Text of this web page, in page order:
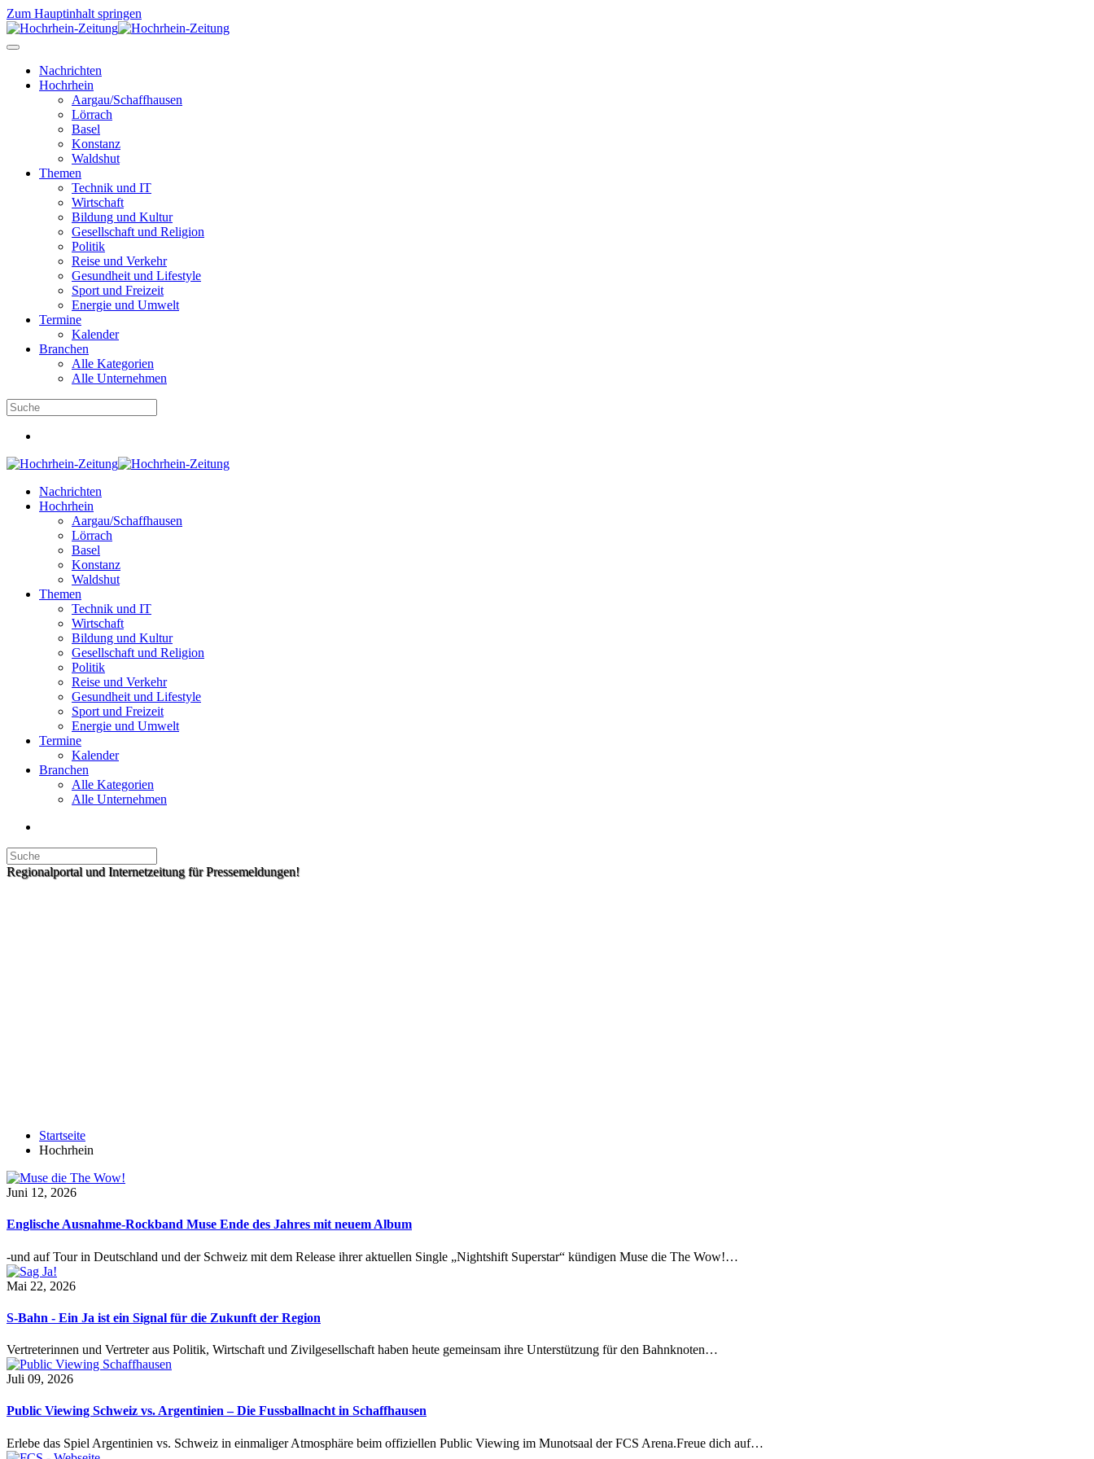
Zum Hauptinhalt springen
Nachrichten
Hochrhein
Aargau/Schaffhausen
Lörrach
Basel
Konstanz
Waldshut
Themen
Technik und IT
Wirtschaft
Bildung und Kultur
Gesellschaft und Religion
Politik
Reise und Verkehr
Gesundheit und Lifestyle
Sport und Freizeit
Energie und Umwelt
Termine
Kalender
Branchen
Alle Kategorien
Alle Unternehmen
Nachrichten
Hochrhein
Aargau/Schaffhausen
Lörrach
Basel
Konstanz
Waldshut
Themen
Technik und IT
Wirtschaft
Bildung und Kultur
Gesellschaft und Religion
Politik
Reise und Verkehr
Gesundheit und Lifestyle
Sport und Freizeit
Energie und Umwelt
Termine
Kalender
Branchen
Alle Kategorien
Alle Unternehmen
Regionalportal und Internetzeitung für Pressemeldungen!
Startseite
Hochrhein
Juni 12, 2026
Englische Ausnahme-Rockband Muse Ende des Jahres mit neuem Album
-und auf Tour in Deutschland und der Schweiz mit dem Release ihrer aktuellen Single „Nightshift Superstar“ kündigen Muse die The Wow!…
Mai 22, 2026
S-Bahn - Ein Ja ist ein Signal für die Zukunft der Region
Vertreterinnen und Vertreter aus Politik, Wirtschaft und Zivilgesellschaft haben heute gemeinsam ihre Unterstützung für den Bahnknoten…
Juli 09, 2026
Public Viewing Schweiz vs. Argentinien – Die Fussballnacht in Schaffhausen
Erlebe das Spiel Argentinien vs. Schweiz in einmaliger Atmosphäre beim offiziellen Public Viewing im Munotsaal der FCS Arena.Freue dich auf…